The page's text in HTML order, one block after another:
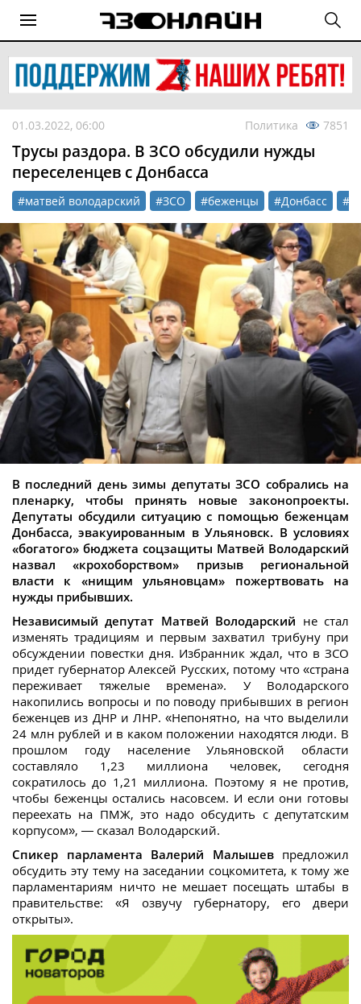
01.03.2022, 06:00 Политика 7851
Трусы раздора. В ЗСО обсудили нужды
переселенцев с Донбасса
#матвей володарский #ЗСО #беженцы #Донбасс
В последний день зимы депутаты ЗСО собрались на
пленарку, чтобы принять новые законопроекты.
Депутаты обсудили ситуацию с помощью беженцам
Донбасса, эвакуированным в Ульяновск. В условиях
«богатого» бюджета соцзащиты Матвей Володарский
назвал «крохоборством» призыв региональной
власти к «нищим ульяновцам» пожертвовать на
нужды прибывших.
Независимый депутат Матвей Володарский не стал
изменять традициям и первым захватил трибуну при
обсуждении повестки дня. Избранник ждал, что в ЗСО
придет губернатор Алексей Русских, потому что «страна
переживает тяжелые времена». У Володарского
накопились вопросы и по поводу прибывших в регион
беженцев из ДНР и ЛНР. «Непонятно, на что выделили
24 млн рублей и в каком положении находятся люди. В
прошлом году население Ульяновской области
составляло 1,23 миллиона человек, сегодня
сократилось до 1,21 миллиона. Поэтому я не против,
чтобы беженцы остались насовсем. И если они готовы
переехать на ПМЖ, это надо обсудить с депутатским
корпусом», — сказал Володарский.
Спикер парламента Валерий Малышевпредложил
обсудить эту тему на заседании соцкомитета, к тому же
парламентариям ничто не мешает посещать штабы в
правительстве: «Я озвучу губернатору, его двери
открыты».